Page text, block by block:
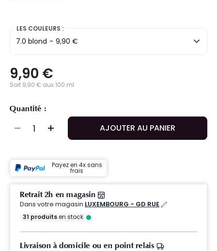
LES COULEURS :
7.0 blond - 9,90 €
9,90 €
Soit 9,90 € aux 100 ml
Quantité :
AJOUTER AU PANIER
Payez en 4x sans
frais
Retrait 2h en magasin
Dans votre magasin LUXEMBOURG - GD RUE
31 produitsen stock
Livraison à domicile ou en point relais